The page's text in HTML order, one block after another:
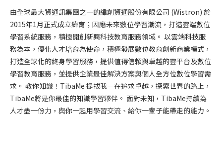
由全球最大資通訊集團之一的緯創資通股份有限公司 (Wistron) 於
2015年1月正式成立緯育；因應未來數位學習潮流，打造雲端數位
學習系統服務，積極開創新興科技教育服務領域。 以雲端科技服
務為本，優化人才培育為使命，積極發展數位教育創新商業模式，
打造全球化的終身學習服務，提供值得信賴與卓越的雲平台及數位
學習教育服務，並提供企業最佳解決方案與個人全方位數位學習需
求。 教你知識！TibaMe 提拔我—在追求卓越，探索世界的路上，
TibaMe將是你最佳的知識學習夥伴。 面對未知，TibaMe持續為
人才盡一份力，與你一起用學習交流、給你一輩子能帶走的能力。